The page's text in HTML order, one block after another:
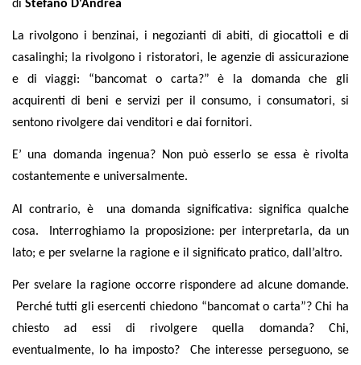
di Stefano D'Andrea
La rivolgono i benzinai, i negozianti di abiti, di giocattoli e di
casalinghi; la rivolgono i ristoratori, le agenzie di assicurazione
e di viaggi: “bancomat o carta?” è la domanda che gli
acquirenti di beni e servizi per il consumo, i consumatori, si
sentono rivolgere dai venditori e dai fornitori.
E’ una domanda ingenua? Non può esserlo se essa è rivolta
costantemente e universalmente.
Al contrario, è
una domanda significativa: significa qualche
cosa.
Interroghiamo la proposizione: per interpretarla, da un
lato; e per svelarne la ragione e il significato pratico, dall’altro.
Per svelare la ragione occorre rispondere ad alcune domande.
Perché tutti gli esercenti chiedono “bancomat o carta”? Chi ha
chiesto ad essi di rivolgere quella domanda? Chi,
eventualmente, lo ha imposto?
Che interesse perseguono, se